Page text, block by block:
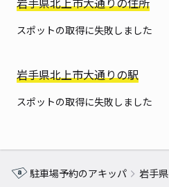
スポットの取得に失敗しました
岩手県北上市大通りの駅
スポットの取得に失敗しました
駐車場予約のアキッパ 岩手県